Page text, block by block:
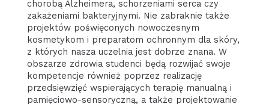
chorobą Alzheimera, schorzeniami serca czy
zakażeniami bakteryjnymi. Nie zabraknie także
projektów poświęconych nowoczesnym
kosmetykom i preparatom ochronnym dla skóry,
z których nasza uczelnia jest dobrze znana. W
obszarze zdrowia studenci będą rozwijać swoje
kompetencje również poprzez realizację
przedsięwzięć wspierających terapię manualną i
pamięciowo-sensoryczną, a także projektowanie